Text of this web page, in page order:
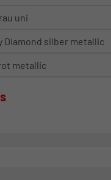
uni
Diamond silber metallic
metallic